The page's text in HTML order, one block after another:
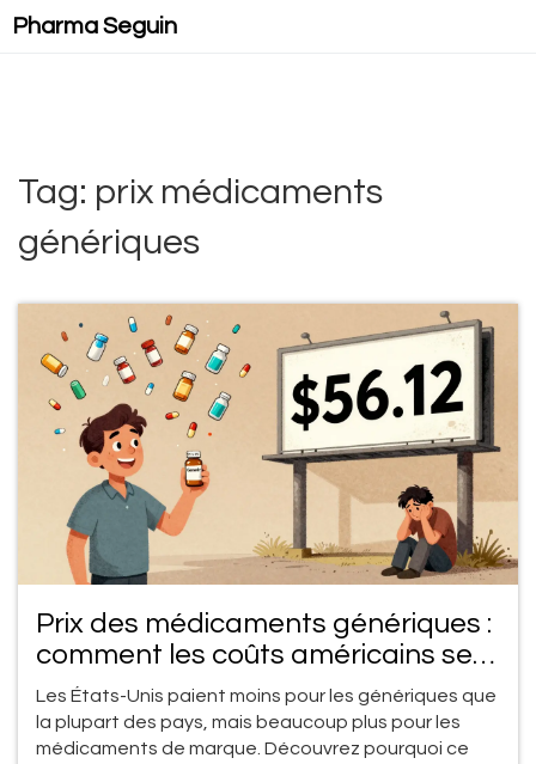
Pharma Seguin
Tag: prix médicaments
génériques
Prix des médicaments génériques :
comment les coûts américains se
comparent au reste du monde
Les États-Unis paient moins pour les génériques que
la plupart des pays, mais beaucoup plus pour les
médicaments de marque. Découvrez pourquoi ce